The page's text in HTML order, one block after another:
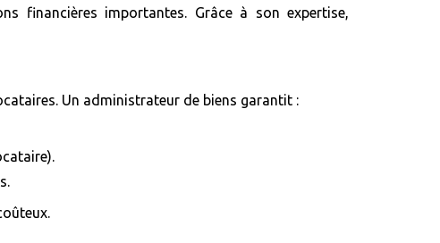
financières importantes. Grâce à son expertise,
Un administrateur de biens garantit :